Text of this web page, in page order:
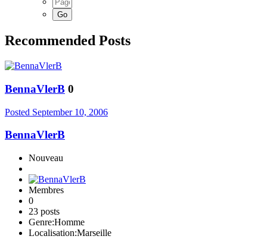
Recommended Posts
BennaVlerB 0
Posted September 10, 2006
BennaVlerB
Nouveau
Membres
0
23 posts
Genre:Homme
Localisation:Marseille